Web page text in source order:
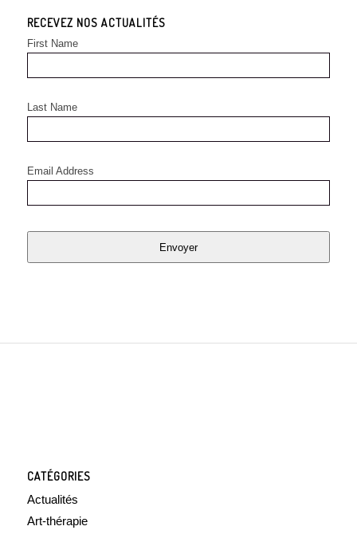
RECEVEZ NOS ACTUALITÉS
First Name
Last Name
Email Address
Envoyer
CATÉGORIES
Actualités
Art-thérapie